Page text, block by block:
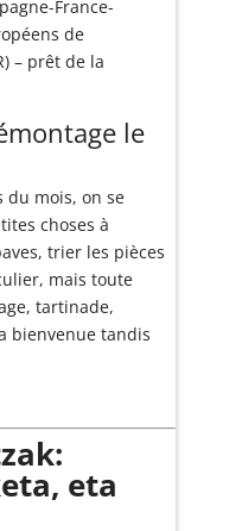
France-
de
– prêt de la
le
du mois, on se
choses à
trier les pièces
mais toute
tartinade,
bienvenue tandis
eta